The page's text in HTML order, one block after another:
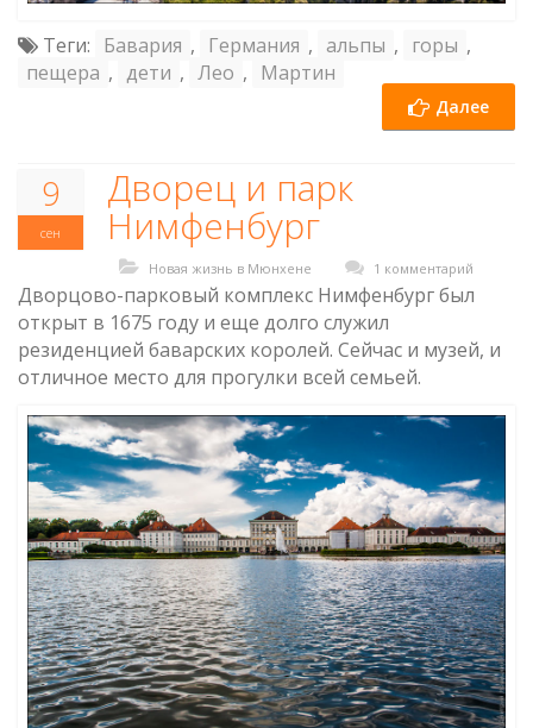
Теги: Бавария , Германия , альпы , горы ,
пещера , дети , Лео , Мартин
Далее
9
сен
Дворец и парк
Нимфенбург
Новая жизнь в Мюнхене 1 комментарий
Дворцово-парковый комплекс Нимфенбург был
открыт в 1675 году и еще долго служил
резиденцией баварских королей. Сейчас и музей, и
отличное место для прогулки всей семьей.